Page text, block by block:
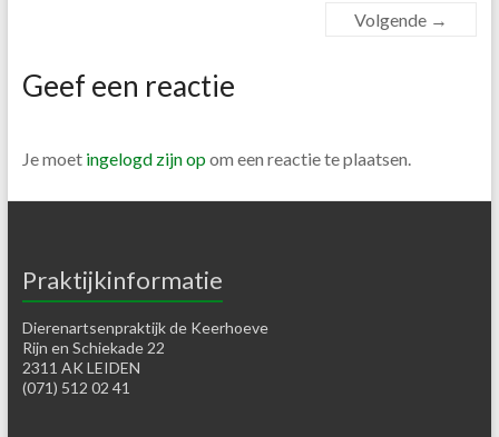
Volgende →
Geef een reactie
Je moet ingelogd zijn opom een reactie te plaatsen.
Praktijkinformatie
Dierenartsenpraktijk de Keerhoeve
Rijn en Schiekade 22
2311 AK LEIDEN
(071) 512 02 41